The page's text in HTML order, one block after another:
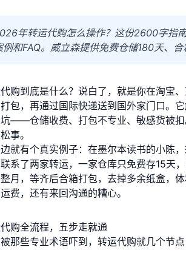
年转运代购怎么操作？这份2600字指
例和FAQ。威立森提供免费仓储180天、
购到底是什么？说白了，就是你在淘宝
包，再通过国际快递送到国外家门口。
——仓储收费、打包不专业、敏感货被扣
事。
就有个真实例子：在墨尔本读书的小陈
系了两家转运，一家仓库只免费存15天
月，等齐后合箱打包，去掉多余纸盒，
费，还有来回沟通的糟心。
购全流程，五步走就通
那些专业术语吓到，转运代购就几个节点